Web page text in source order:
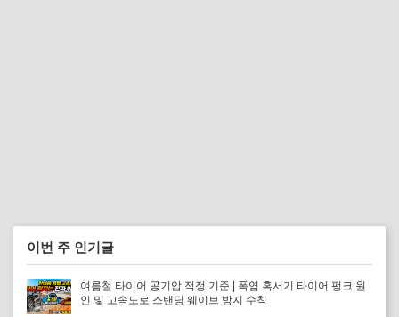
이번 주 인기글
여름철 타이어 공기압 적정 기준 | 폭염 혹서기 타이어 펑크 원
인 및 고속도로 스탠딩 웨이브 방지 수칙